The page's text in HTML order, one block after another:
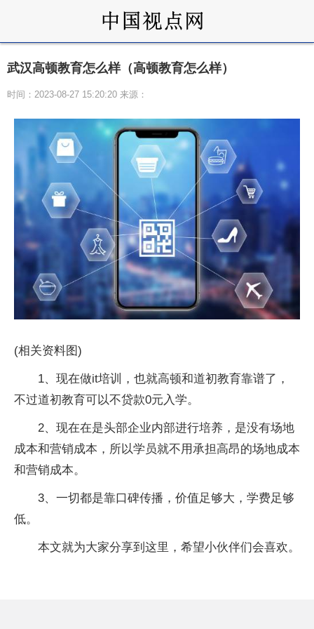
武汉高顿教育怎么样（高顿教育怎么样）
时间：2023-08-27 15:20:20 来源：
(相关资料图)
1、现在做it培训，也就高顿和道初教育靠谱了，
不过道初教育可以不贷款0元入学。
2、现在在是头部企业内部进行培养，是没有场地
成本和营销成本，所以学员就不用承担高昂的场地成本
和营销成本。
3、一切都是靠口碑传播，价值足够大，学费足够
低。
本文就为大家分享到这里，希望小伙伴们会喜欢。